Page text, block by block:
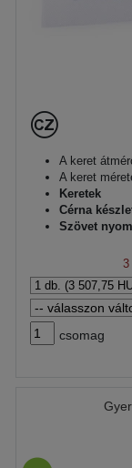
A keret
A keret
Keretek
Cérna
Szövet
csomag